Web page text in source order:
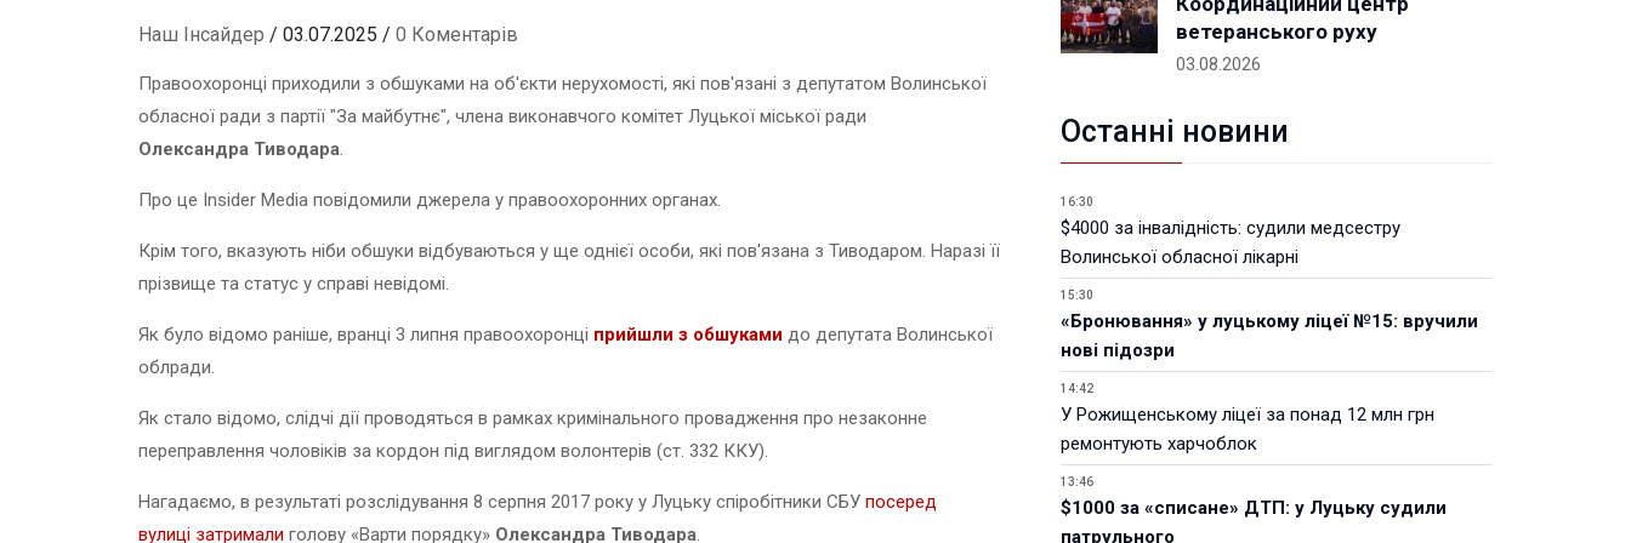
Наш Інсайдер / 03.07.2025 / 0 Коментарів
Правоохоронці приходили з обшуками на об'єкти нерухомості, які пов'язані з депутатом Волинської
обласної ради з партії "За майбутнє", члена виконавчого комітет Луцької міської ради
Олександра Тиводара.
Про це Insider Media повідомили джерела у правоохоронних органах.
Крім того, вказують ніби обшуки відбуваються у ще однієї особи, які пов'язана з Тиводаром. Наразі її
прізвище та статус у справі невідомі.
Як було відомо раніше, вранці 3 липня правоохоронці прийшли з обшуками до депутата Волинської
облради.
Як стало відомо, слідчі дії проводяться в рамках кримінального провадження про незаконне
переправлення чоловіків за кордон під виглядом волонтерів (ст. 332 ККУ).
Нагадаємо, в результаті розслідування 8 серпня 2017 року у Луцьку спіробітники СБУ посеред
вулиці затримали голову «Варти порядку» Олександра Тиводара.
ветеранського руху
03.08.2026
Останні новини
16:30
$4000 за інвалідність: судили медсестру
Волинської обласної лікарні
15:30
«Бронювання» у луцькому ліцеї №15: вручили
нові підозри
14:42
У Рожищенському ліцеї за понад 12 млн грн
ремонтують харчоблок
13:46
$1000 за «списане» ДТП: у Луцьку судили
патрульного